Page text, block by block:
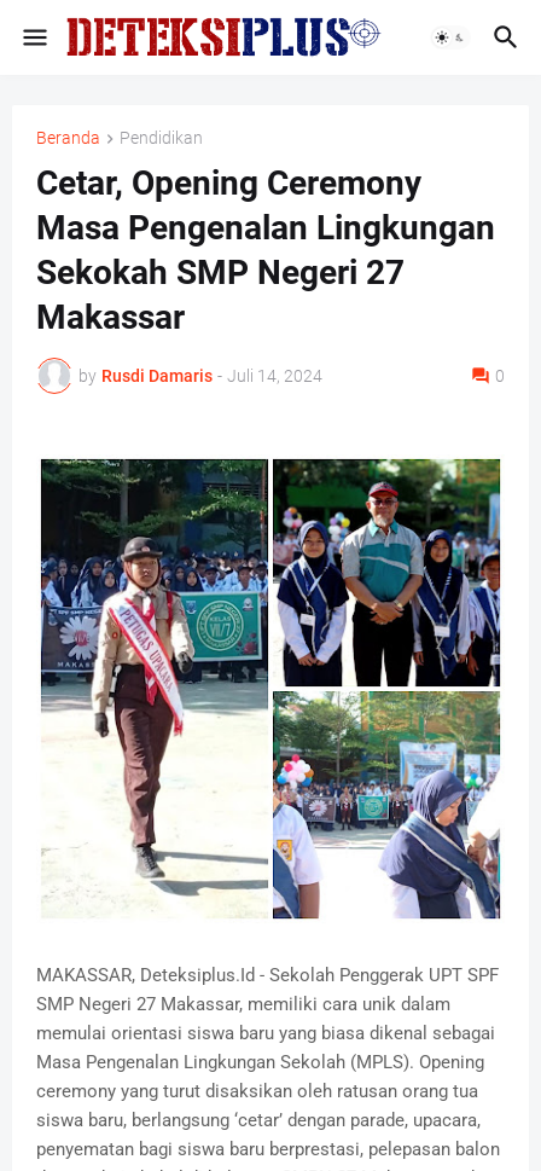
Beranda Pendidikan
Cetar, Opening Ceremony
Masa Pengenalan Lingkungan
Sekokah SMP Negeri 27
Makassar
by Rusdi Damaris - Juli 14, 2024 0
MAKASSAR, Deteksiplus.Id - Sekolah Penggerak UPT SPF
SMP Negeri 27 Makassar, memiliki cara unik dalam
memulai orientasi siswa baru yang biasa dikenal sebagai
Masa Pengenalan Lingkungan Sekolah (MPLS). Opening
ceremony yang turut disaksikan oleh ratusan orang tua
siswa baru, berlangsung ‘cetar’ dengan parade, upacara,
penyematan bagi siswa baru berprestasi, pelepasan balon